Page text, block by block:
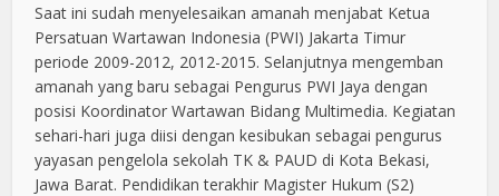
Saat ini sudah menyelesaikan amanah menjabat Ketua
Persatuan Wartawan Indonesia (PWI) Jakarta Timur
periode 2009-2012, 2012-2015. Selanjutnya mengemban
amanah yang baru sebagai Pengurus PWI Jaya dengan
posisi Koordinator Wartawan Bidang Multimedia. Kegiatan
sehari-hari juga diisi dengan kesibukan sebagai pengurus
yayasan pengelola sekolah TK & PAUD di Kota Bekasi,
Jawa Barat. Pendidikan terakhir Magister Hukum (S2)